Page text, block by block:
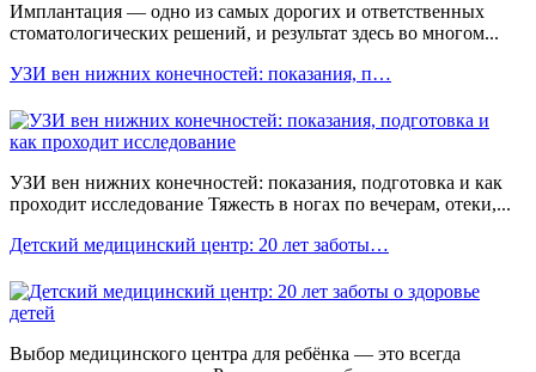
Имплантация — одно из самых дорогих и ответственных
стоматологических решений, и результат здесь во многом...
УЗИ вен нижних конечностей: показания, п…
УЗИ вен нижних конечностей: показания, подготовка и как
проходит исследование Тяжесть в ногах по вечерам, отеки,...
Детский медицинский центр: 20 лет заботы…
Выбор медицинского центра для ребёнка — это всегда